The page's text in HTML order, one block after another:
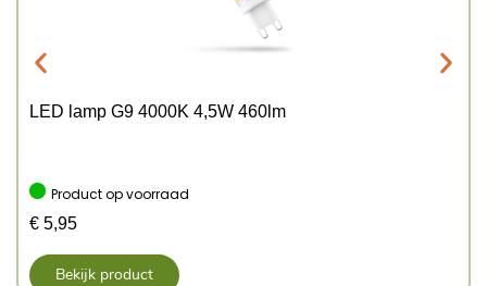
LED lamp G9 4000K 4,5W 460lm
Product op voorraad
€ 5,95
Bekijk product